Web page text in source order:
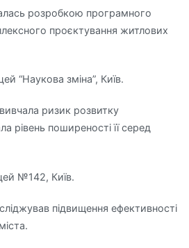
розробкою програмного
проєктування житлових
“Наукова зміна”, Київ.
ризик розвитку
рівень поширеності її серед
№142, Київ.
підвищення ефективності